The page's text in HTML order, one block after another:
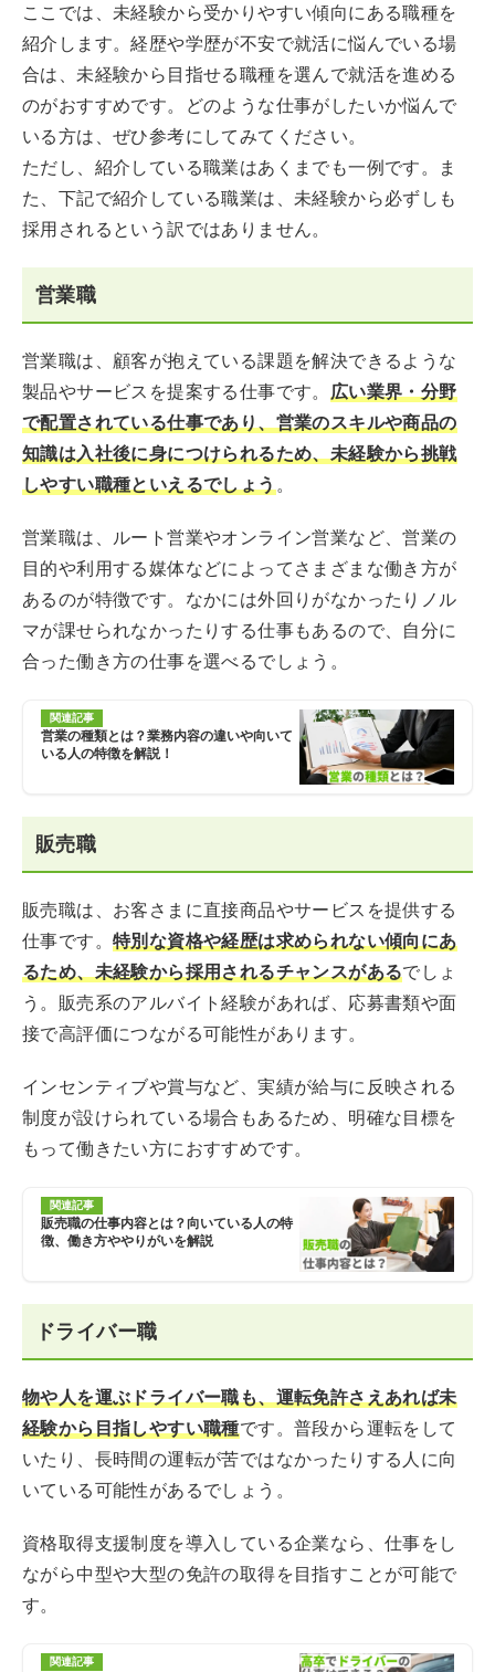
ここでは、未経験から受かりやすい傾向にある職種を
紹介します。経歴や学歴が不安で就活に悩んでいる場
合は、未経験から目指せる職種を選んで就活を進める
のがおすすめです。どのような仕事がしたいか悩んで
いる方は、ぜひ参考にしてみてください。
ただし、紹介している職業はあくまでも一例です。ま
た、下記で紹介している職業は、未経験から必ずしも
採用されるという訳ではありません。
営業職
営業職は、顧客が抱えている課題を解決できるような
製品やサービスを提案する仕事です。 広い業界・分野
で配置されている仕事であり、営業のスキルや商品の
知識は入社後に身につけられるため、未経験から挑戦
しやすい職種といえるでしょう 。
営業職は、ルート営業やオンライン営業など、営業の
目的や利用する媒体などによってさまざまな働き方が
あるのが特徴です。なかには外回りがなかったりノル
マが課せられなかったりする仕事もあるので、自分に
合った働き方の仕事を選べるでしょう。
関連記事
営業の種類とは？業務内容の違いや向いて
いる人の特徴を解説！
販売職
販売職は、お客さまに直接商品やサービスを提供する
仕事です。 特別な資格や経歴は求められない傾向にあ
るため、未経験から採用されるチャンスがあるでしょ
う。販売系のアルバイト経験があれば、応募書類や面
接で高評価につながる可能性があります。
インセンティブや賞与など、実績が給与に反映される
制度が設けられている場合もあるため、明確な目標を
もって働きたい方におすすめです。
関連記事
販売職の仕事内容とは？向いている人の特
徴、働き方ややりがいを解説
ドライバー職
物や人を運ぶドライバー職も、運転免許さえあれば未
経験から目指しやすい職種です。普段から運転をして
いたり、長時間の運転が苦ではなかったりする人に向
いている可能性があるでしょう。
資格取得支援制度を導入している企業なら、仕事をし
ながら中型や大型の免許の取得を目指すことが可能で
す。
関連記事